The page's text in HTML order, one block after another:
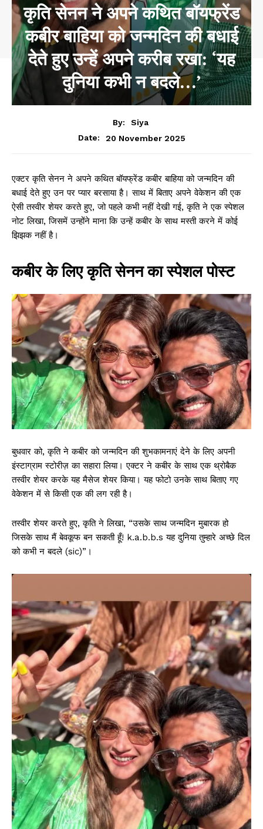
कृति सेनन ने अपने कथित बॉयफ्रेंड
कबीर बाहिया को जन्मदिन की बधाई
देते हुए उन्हें अपने करीब रखा: ‘यह
दुनिया कभी न बदले…’
By:
Siya
Date:
20 November 2025
एक्टर कृति सेनन ने अपने कथित बॉयफ्रेंड कबीर बाहिया को जन्मदिन की
बधाई देते हुए उन पर प्यार बरसाया है। साथ में बिताए अपने वेकेशन की एक
ऐसी तस्वीर शेयर करते हुए, जो पहले कभी नहीं देखी गई, कृति ने एक स्पेशल
नोट लिखा, जिसमें उन्होंने माना कि उन्हें कबीर के साथ मस्ती करने में कोई
झिझक नहीं है।
कबीर के लिए कृति सेनन का स्पेशल पोस्ट
बुधवार को, कृति ने कबीर को जन्मदिन की शुभकामनाएं देने के लिए अपनी
इंस्टाग्राम स्टोरीज़ का सहारा लिया। एक्टर ने कबीर के साथ एक थ्रोबैक
तस्वीर शेयर करके यह मैसेज शेयर किया। यह फोटो उनके साथ बिताए गए
वेकेशन में से किसी एक की लग रही है।
तस्वीर शेयर करते हुए, कृति ने लिखा, “उसके साथ जन्मदिन मुबारक हो
जिसके साथ मैं बेवकूफ बन सकती हूँ! k.a.b.b.s यह दुनिया तुम्हारे अच्छे दिल
को कभी न बदले (sic)”।